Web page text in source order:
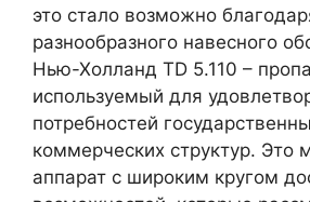
это стало возможно
разнообразного навесного
Нью-Холланд TD 5.110 –
используемый для
потребностей
коммерческих структур. Это
аппарат с широким кругом